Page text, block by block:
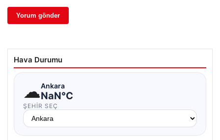
Hava Durumu
☁Ankara
NaN°C
ŞEHIR SEÇ